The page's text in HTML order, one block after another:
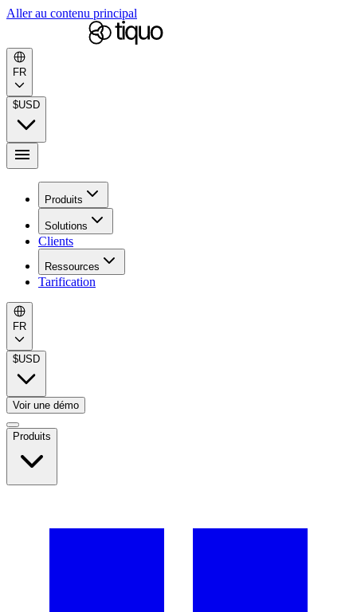
Aller au contenu principal
FR
$USD
Produits
Solutions
Clients
Ressources
Tarification
FR
$USD
Voir une démo
Produits